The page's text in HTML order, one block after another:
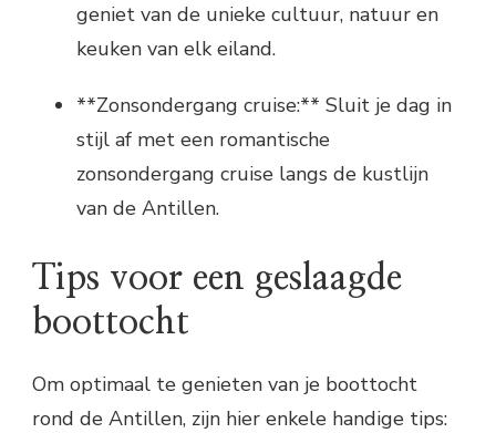
geniet van de unieke cultuur, natuur en
keuken van elk eiland.
**Zonsondergang cruise:** Sluit je dag in
stijl af met een romantische
zonsondergang cruise langs de kustlijn
van de Antillen.
Tips voor een geslaagde
boottocht
Om optimaal te genieten van je boottocht
rond de Antillen, zijn hier enkele handige tips: